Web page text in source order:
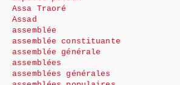
Assa Traoré
Assad
assemblée
assemblée constituante
assemblée générale
assemblées
assemblées générales